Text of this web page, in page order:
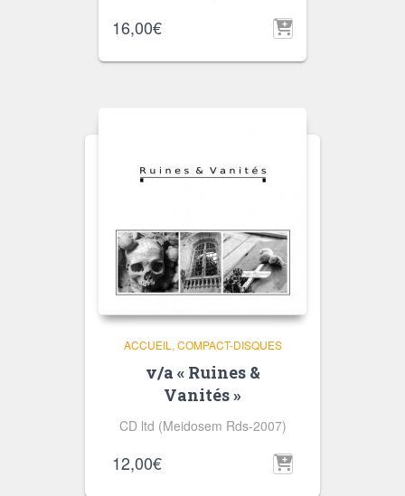
16,00€
ACCUEIL COMPACT-DISQUES
v/a « Ruines &
Vanités »
CD ltd (Meidosem Rds-2007)
12,00€